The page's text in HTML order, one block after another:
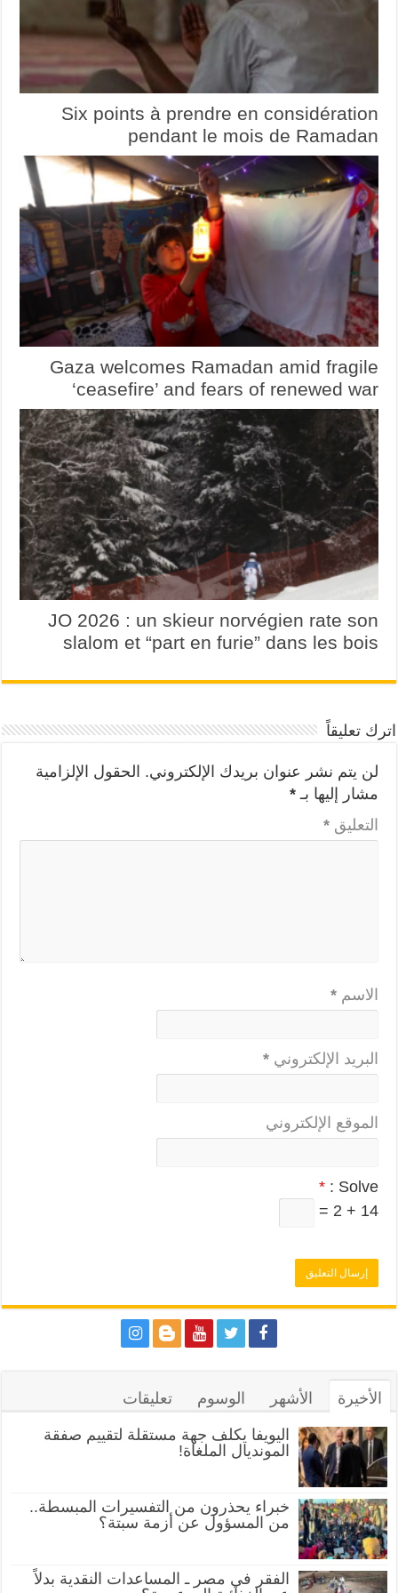
Six points à prendre en considération
pendant le mois de Ramadan
Gaza welcomes Ramadan amid fragile
‘ceasefire’ and fears of renewed war
JO 2026 : un skieur norvégien rate son
slalom et “part en furie” dans les bois
اترك تعليقاً
لن يتم نشر عنوان بريدك الإلكتروني. الحقول الإلزامية
مشار إليها بـ *
التعليق *
الاسم *
البريد الإلكتروني *
الموقع الإلكتروني
Solve :
*
14 + 2 =
الأخيرة الأشهر الوسوم تعليقات
اليويفا يكلف جهة مستقلة لتقييم صفقة
المونديال الملغاة!
خبراء يحذرون من التفسيرات المبسطة..
من المسؤول عن أزمة سبتة؟
الفقر في مصر ـ المساعدات النقدية بدلاً